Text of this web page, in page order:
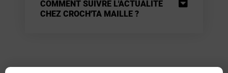
COMMENT SUIVRE L'ACTUALITÉ
CHEZ CROCH'TA MAILLE ?